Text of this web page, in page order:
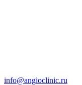
info@angioclinic.ru